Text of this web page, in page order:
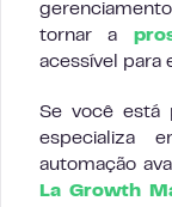
tornar a
acessível para
Se você está
especializa
automação
La Growth